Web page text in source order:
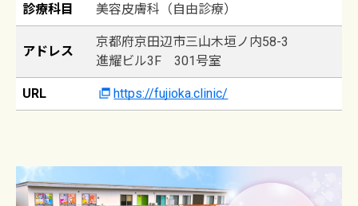
診療科目 美容皮膚科（自由診療）
アドレス
京都府京田辺市三山木垣ノ内58-3
進耀ビル3F 301号室
URL https://fujioka.clinic/